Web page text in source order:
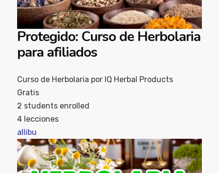
Protegido: Curso de Herbolaria
para afiliados
Curso de Herbolaria por IQ Herbal Products
Gratis
2 students enrolled
4 lecciones
allibu